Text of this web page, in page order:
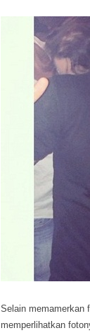
Selain memamerkan
memperlihatkan